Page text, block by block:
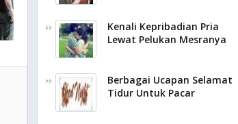
Kenali Kepribadian Pria
Lewat Pelukan Mesranya
Berbagai Ucapan Selamat
Tidur Untuk Pacar